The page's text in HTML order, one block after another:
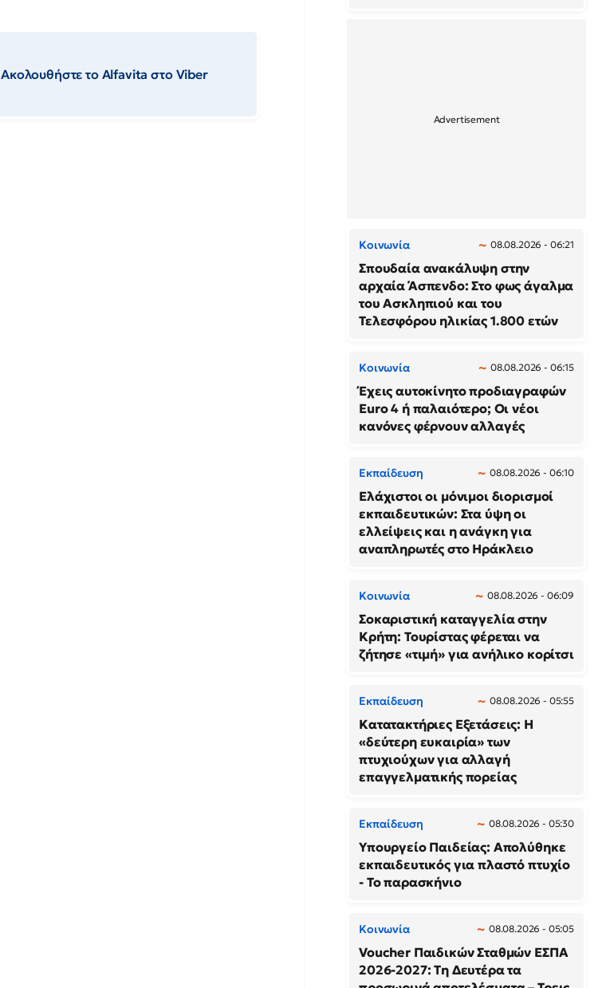
Ακολουθήστε το Αlfavita στο Viber
Κοινωνία 08.08.2026 - 06:21
Σπουδαία ανακάλυψη στην
αρχαία Άσπενδο: Στο φως άγαλμα
του Ασκληπιού και του
Τελεσφόρου ηλικίας 1.800 ετών
Κοινωνία 08.08.2026 - 06:15
Έχεις αυτοκίνητο προδιαγραφών
Euro 4 ή παλαιότερο; Οι νέοι
κανόνες φέρνουν αλλαγές
Εκπαίδευση 08.08.2026 - 06:10
Ελάχιστοι οι μόνιμοι διορισμοί
εκπαιδευτικών: Στα ύψη οι
ελλείψεις και η ανάγκη για
αναπληρωτές στο Ηράκλειο
Κοινωνία 08.08.2026 - 06:09
Σοκαριστική καταγγελία στην
Κρήτη: Τουρίστας φέρεται να
ζήτησε «τιμή» για ανήλικο κορίτσι
Εκπαίδευση 08.08.2026 - 05:55
Κατατακτήριες Εξετάσεις: Η
«δεύτερη ευκαιρία» των
πτυχιούχων για αλλαγή
επαγγελματικής πορείας
Εκπαίδευση 08.08.2026 - 05:30
Υπουργείο Παιδείας: Απολύθηκε
εκπαιδευτικός για πλαστό πτυχίο
- Το παρασκήνιο
Κοινωνία 08.08.2026 - 05:05
Voucher Παιδικών Σταθμών ΕΣΠΑ
2026-2027: Τη Δευτέρα τα